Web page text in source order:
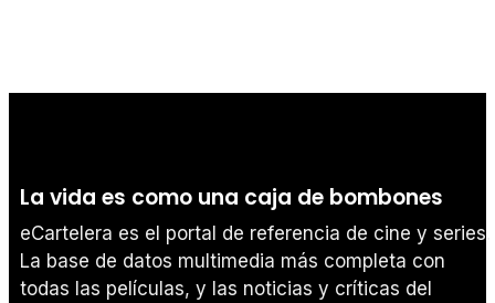
La vida es como una caja de bombones
eCartelera es el portal de referencia de cine y series.
La base de datos multimedia más completa con
todas las películas, y las noticias y críticas del